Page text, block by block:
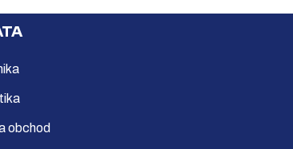
obchod